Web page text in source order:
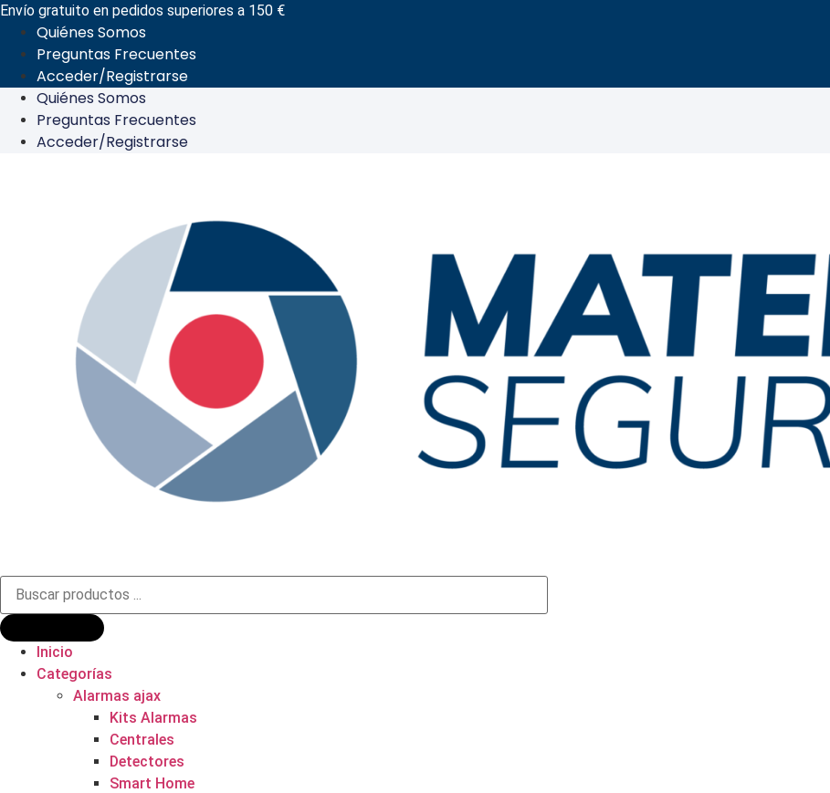
Ir
contenido
Envío gratuito en pedidos superiores a 150 €
Quiénes Somos
Preguntas Frecuentes
Acceder/Registrarse
Quiénes Somos
Preguntas Frecuentes
Acceder/Registrarse
Búsqueda
productos
Inicio
Categorías
Alarmas ajax
Kits Alarmas
Centrales
Detectores
Smart Home